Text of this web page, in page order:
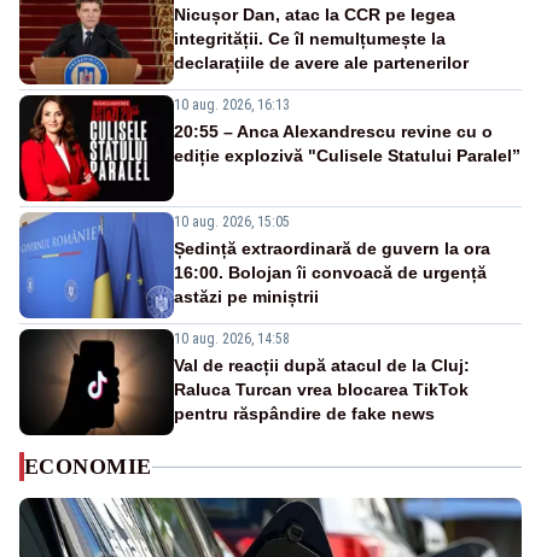
Nicușor Dan, atac la CCR pe legea
integrității. Ce îl nemulțumește la
declarațiile de avere ale partenerilor
10 aug. 2026, 16:13
20:55 – Anca Alexandrescu revine cu o
ediție explozivă "Culisele Statului Paralel”
10 aug. 2026, 15:05
Ședință extraordinară de guvern la ora
16:00. Bolojan îi convoacă de urgență
astăzi pe miniștrii
10 aug. 2026, 14:58
Val de reacții după atacul de la Cluj:
Raluca Turcan vrea blocarea TikTok
pentru răspândire de fake news
ECONOMIE